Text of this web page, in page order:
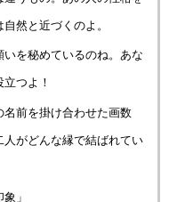
然と近づくのよ。
いを秘めているのね。あな
つよ！
名前を掛け合わせた画数
がどんな縁で結ばれてい
」